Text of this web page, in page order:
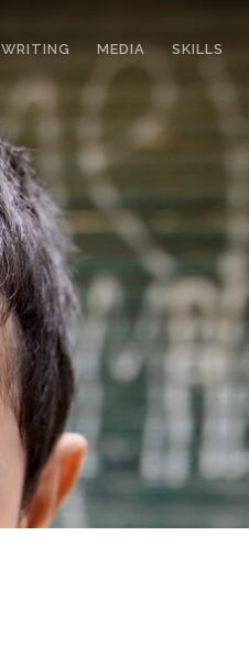
WRITING MEDIA SKILLS